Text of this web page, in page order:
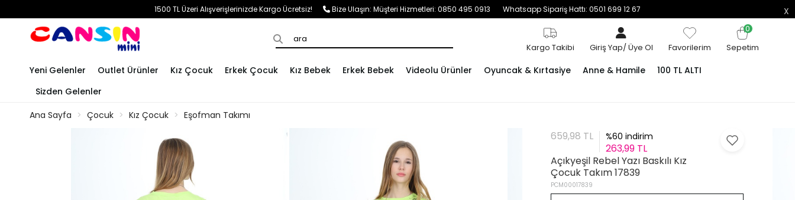
1500 TL Üzeri Alışverişlerinizde Kargo Ücretsiz! Bize Ulaşın: Müşteri Hizmetleri: 0850 495 0913 Whatsapp Sipariş Hattı: 0501 699 12 67
Kargo Takibi Giriş Yap/Üye Ol Favorilerim
0
Sepetim
Yeni Gelenler Outlet Ürünler Kız Çocuk Erkek Çocuk Kız Bebek Erkek Bebek Videolu Ürünler Oyuncak & Kırtasiye Anne & Hamile
100 TL ALTI
Sizden Gelenler
Ana Sayfa
Çocuk Kız Çocuk Eşofman Takımı
659,98 TL %60 indirim
263,99 TL
Açıkyeşil Rebel Yazı Baskılı Kız
Çocuk Takım 17839
PCM00017839